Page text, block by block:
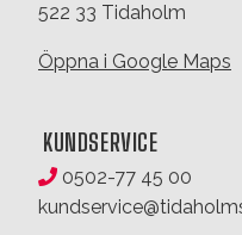
522 33 Tidaholm
Öppna i Google Maps
KUNDSERVICE
0502-77 45 00